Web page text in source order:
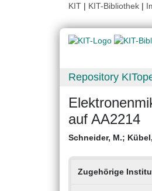
KIT | KIT-Bibliothek |
Repository
auf AA2214
Schneider, M.;
Zugehörige